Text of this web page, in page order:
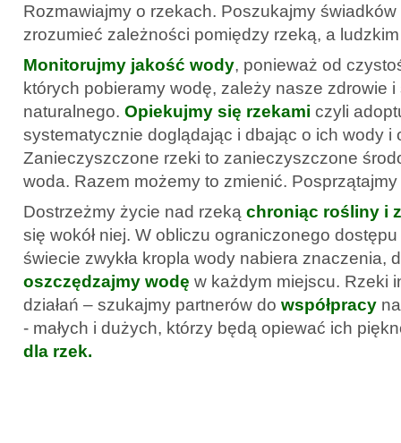
Rozmawiajmy o rzekach. Poszukajmy
zrozumieć zależności pomiędzy rzeką, a
Monitorujmy jakość wody, ponieważ od
których pobieramy wodę, zależy nasze zdrowie
naturalnego. Opiekujmy się rzekami czyli
systematycznie doglądając i dbając o ich wody i
Zanieczyszczone rzeki to zanieczyszczone
woda. Razem możemy to zmienić.
Dostrzeżmy życie nad rzeką chroniąc rośliny i
się wokół niej. W obliczu ograniczonego
świecie zwykła kropla wody nabiera znaczenia,
oszczędzajmy wodę w każdym miejscu. Rzeki
działań – szukajmy partnerów do współpracy
- małych i dużych, którzy będą opiewać ich
dla rzek.